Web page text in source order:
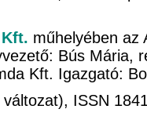
műhelyében az
Bús Mária,
Kft. Igazgató:
ISSN